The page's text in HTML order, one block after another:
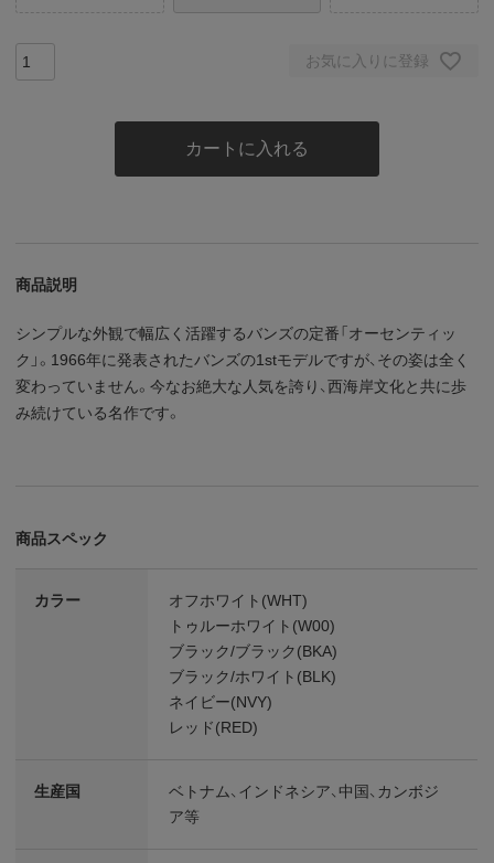
お気に入りに登録
カートに入れる
商品説明
シンプルな外観で幅広く活躍するバンズの定番「オーセンティッ
ク」。1966年に発表されたバンズの1stモデルですが、その姿は全く
変わっていません。今なお絶大な人気を誇り、西海岸文化と共に歩
み続けている名作です。
商品スペック
カラー
オフホワイト(WHT)
トゥルーホワイト(W00)
ブラック/ブラック(BKA)
ブラック/ホワイト(BLK)
ネイビー(NVY)
レッド(RED)
生産国
ベトナム、インドネシア、中国、カンボジ
ア等